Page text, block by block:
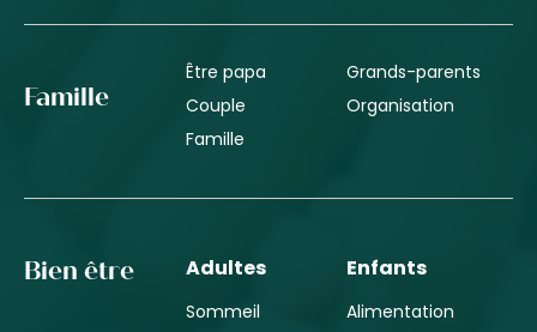
Famille
Être papa
Couple
Famille
Grands-parents
Organisation
Bien être Adultes
Sommeil
Enfants
Alimentation